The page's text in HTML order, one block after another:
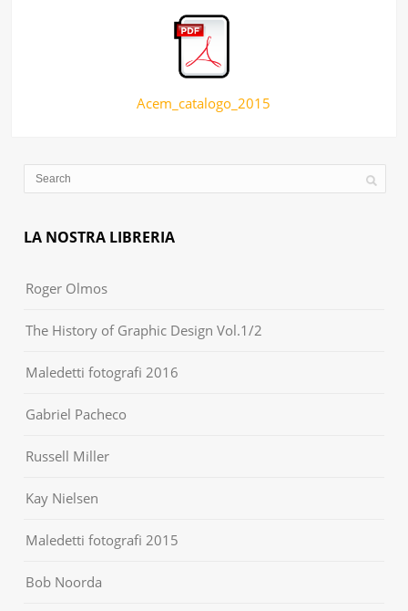
Acem_catalogo_2015
LA NOSTRA LIBRERIA
Roger Olmos
The History of Graphic Design Vol.1/2
Maledetti fotografi 2016
Gabriel Pacheco
Russell Miller
Kay Nielsen
Maledetti fotografi 2015
Bob Noorda